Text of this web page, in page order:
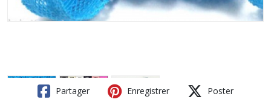
Partager Enregistrer Poster